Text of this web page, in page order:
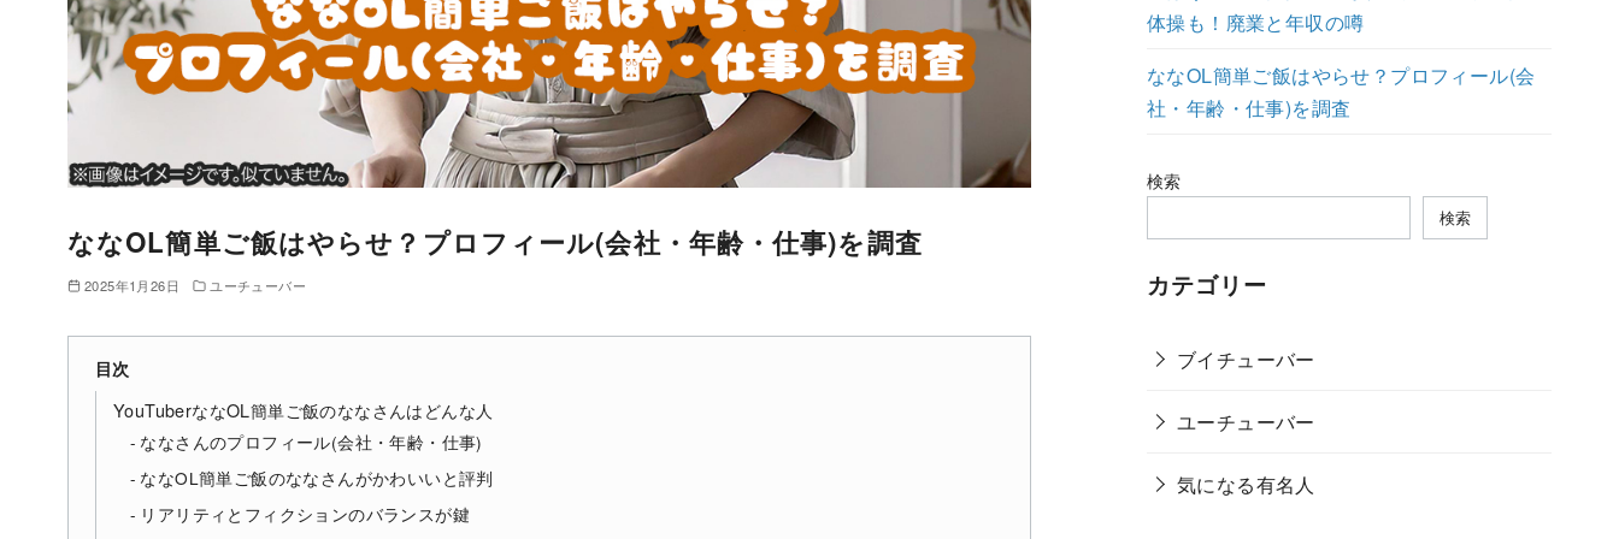
ななOL簡単ご飯はやらせ？プロフィール(会社・年齢・仕事)を調査
2025年1月26日 ユーチューバー
目次
YouTuberななOL簡単ご飯のななさんはどんな人
ななさんのプロフィール(会社・年齢・仕事)
ななOL簡単ご飯のななさんがかわいいと評判
リアリティとフィクションのバランスが鍵
体操も！廃業と年収の噂
ななOL簡単ご飯はやらせ？プロフィール(会
社・年齢・仕事)を調査
検索
検索
カテゴリー
ブイチューバー
ユーチューバー
気になる有名人